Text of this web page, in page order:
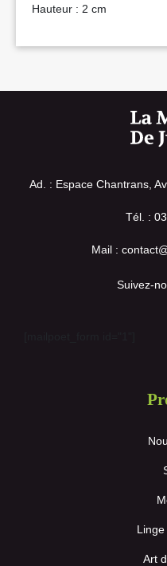
Hauteur : 2 cm
Ad. : Espace Chantrans,
Tél. :
Mail :
Suivez-
Art